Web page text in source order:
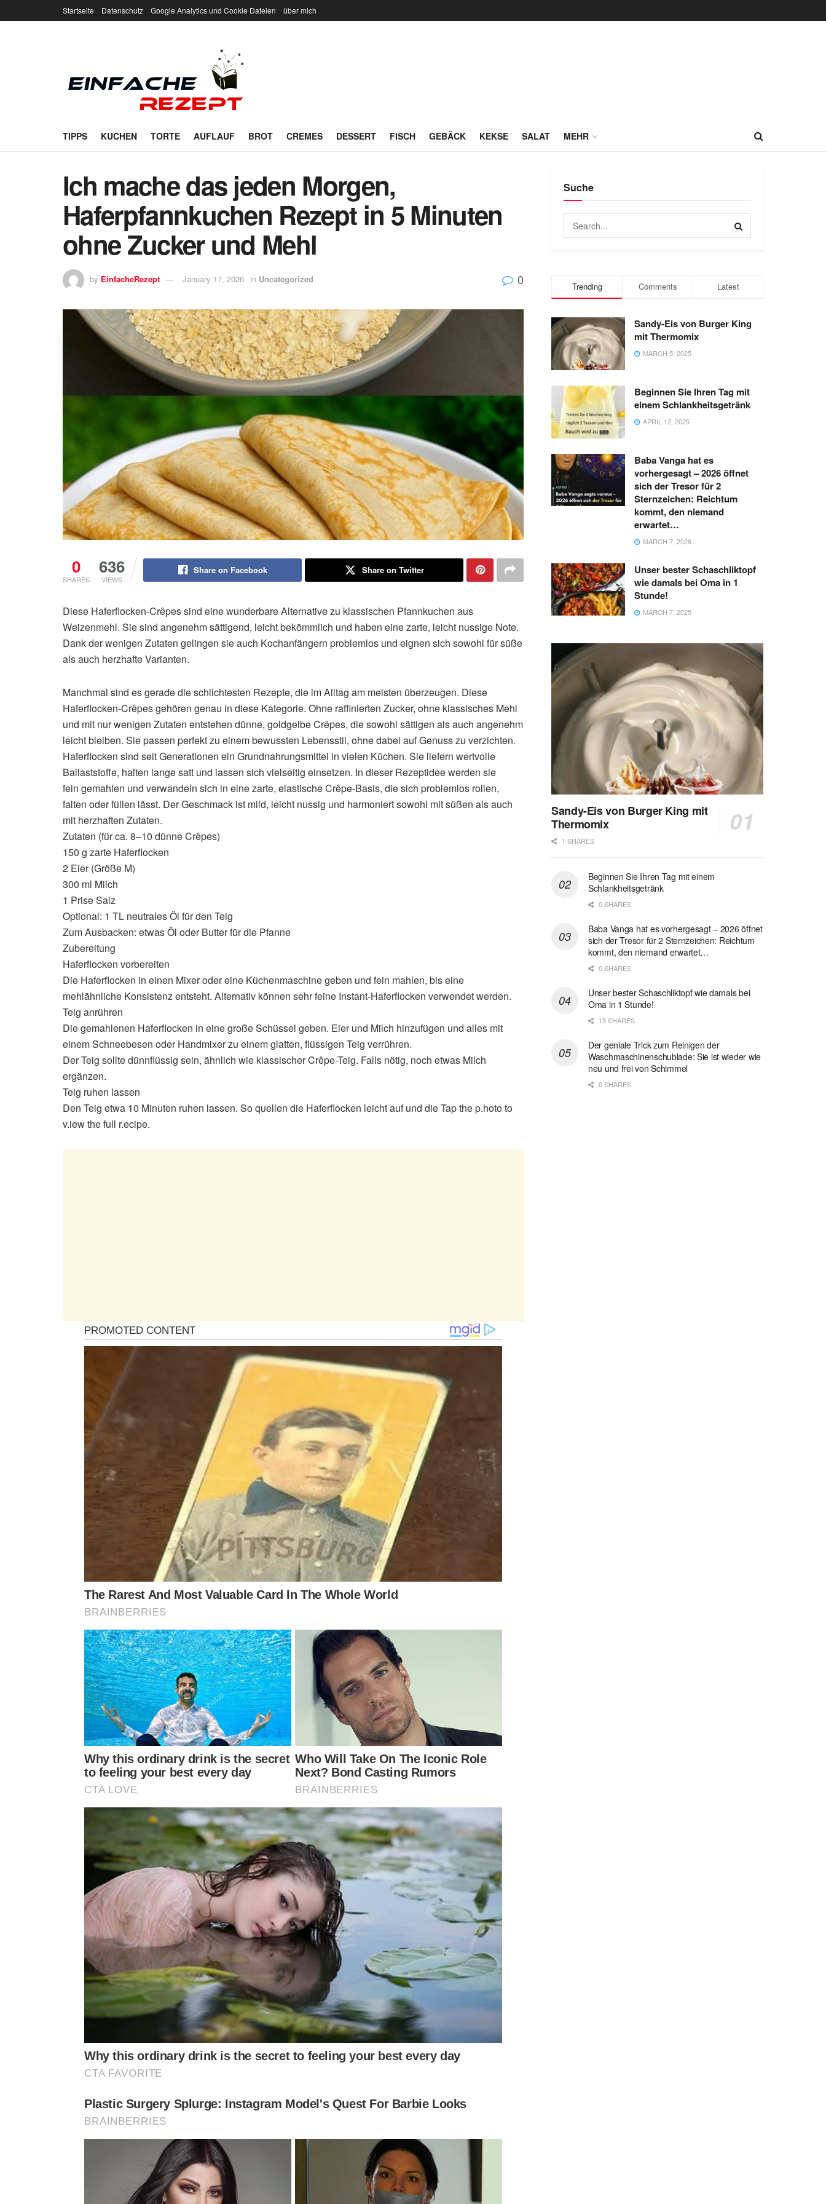
Startseite Datenschutz Google Analytics und Cookie Dateien über mich
TIPPS KUCHEN TORTE AUFLAUF BROT CREMES DESSERT FISCH GEBÄCK KEKSE SALAT MEHR
Ich mache das jeden Morgen,
Haferpfannkuchen Rezept in 5 Minuten
ohne Zucker und Mehl
by EinfacheRezept January 17, 2026 in Uncategorized 0
0
SHARES
636
VIEWS
Share on Facebook Share on Twitter
Diese Haferflocken-Crêpes sind eine wunderbare Alternative zu klassischen Pfannkuchen aus
Weizenmehl. Sie sind angenehm sättigend, leicht bekömmlich und haben eine zarte, leicht nussige Note.
Dank der wenigen Zutaten gelingen sie auch Kochanfängern problemlos und eignen sich sowohl für süße
als auch herzhafte Varianten.
Manchmal sind es gerade die schlichtesten Rezepte, die im Alltag am meisten überzeugen. Diese
Haferflocken-Crêpes gehören genau in diese Kategorie. Ohne raffinierten Zucker, ohne klassisches Mehl
und mit nur wenigen Zutaten entstehen dünne, goldgelbe Crêpes, die sowohl sättigen als auch angenehm
leicht bleiben. Sie passen perfekt zu einem bewussten Lebensstil, ohne dabei auf Genuss zu verzichten.
Haferflocken sind seit Generationen ein Grundnahrungsmittel in vielen Küchen. Sie liefern wertvolle
Ballaststoffe, halten lange satt und lassen sich vielseitig einsetzen. In dieser Rezeptidee werden sie
fein gemahlen und verwandeln sich in eine zarte, elastische Crêpe-Basis, die sich problemlos rollen,
falten oder füllen lässt. Der Geschmack ist mild, leicht nussig und harmoniert sowohl mit süßen als auch
mit herzhaften Zutaten.
Zutaten (für ca. 8–10 dünne Crêpes)
150 g zarte Haferflocken
2 Eier (Größe M)
300 ml Milch
1 Prise Salz
Optional: 1 TL neutrales Öl für den Teig
Zum Ausbacken: etwas Öl oder Butter für die Pfanne
Zubereitung
Haferflocken vorbereiten
Die Haferflocken in einen Mixer oder eine Küchenmaschine geben und fein mahlen, bis eine
mehlähnliche Konsistenz entsteht. Alternativ können sehr feine Instant-Haferflocken verwendet werden.
Teig anrühren
Die gemahlenen Haferflocken in eine große Schüssel geben. Eier und Milch hinzufügen und alles mit
einem Schneebesen oder Handmixer zu einem glatten, flüssigen Teig verrühren.
Der Teig sollte dünnflüssig sein, ähnlich wie klassischer Crêpe-Teig. Falls nötig, noch etwas Milch
ergänzen.
Teig ruhen lassen
Den Teig etwa 10 Minuten ruhen lassen. So quellen die Haferflocken leicht auf und die Tap the p.hoto to
v.iew the full r.ecipe.
Suche
Trending Comments Latest
Sandy-Eis von Burger King
mit Thermomix
MARCH 5, 2025
Beginnen Sie Ihren Tag mit
einem Schlankheitsgetränk
APRIL 12, 2025
Baba Vanga hat es
vorhergesagt – 2026 öffnet
sich der Tresor für 2
Sternzeichen: Reichtum
kommt, den niemand
erwartet…
MARCH 7, 2026
Unser bester Schaschliktopf
wie damals bei Oma in 1
Stunde!
MARCH 7, 2025
Sandy-Eis von Burger King mit
Thermomix
1 SHARES
Beginnen Sie Ihren Tag mit einem
Schlankheitsgetränk
0 SHARES
Baba Vanga hat es vorhergesagt – 2026 öffnet
sich der Tresor für 2 Sternzeichen: Reichtum
kommt, den niemand erwartet…
0 SHARES
Unser bester Schaschliktopf wie damals bei
Oma in 1 Stunde!
13 SHARES
Der geniale Trick zum Reinigen der
Waschmaschinenschublade: Sie ist wieder wie
neu und frei von Schimmel
0 SHARES